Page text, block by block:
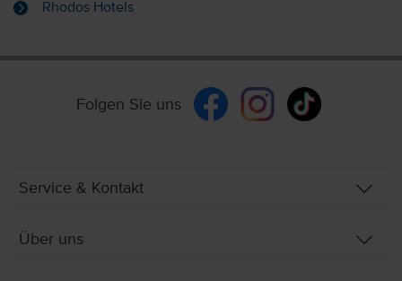
Rhodos Hotels
Folgen Sie uns
Service & Kontakt
Über uns